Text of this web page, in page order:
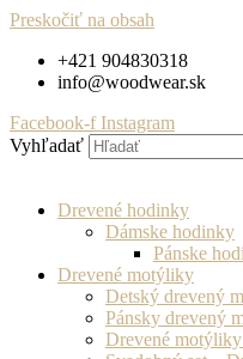
Preskočiť na obsah
+421 904830318
info@woodwear.sk
Facebook-f Instagram
Vyhľadať
Drevené hodinky
Dámske hodinky
Pánske
Drevené motýliky
Detský drevený
Pánsky drevený
Drevené